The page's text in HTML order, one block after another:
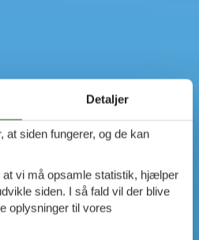
Detaljer
at siden fungerer, og de kan
vi må opsamle statistik, hjælper
siden. I så fald vil der blive
oplysninger til vores